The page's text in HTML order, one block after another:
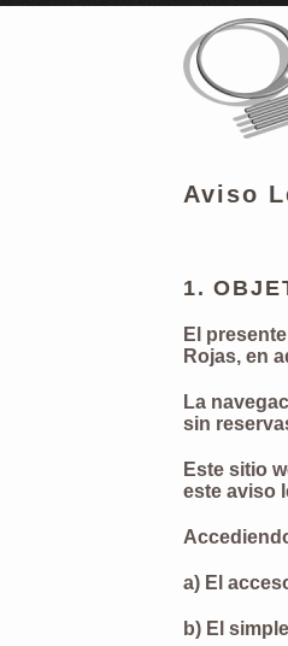
Aviso
1.
El
Rojas, en
La
sin
Este sitio
este aviso
a) El
b) El